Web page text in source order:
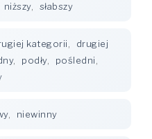
niższy, słabszy
kategorii,
drugiej
, podły, pośledni,
, niewinny